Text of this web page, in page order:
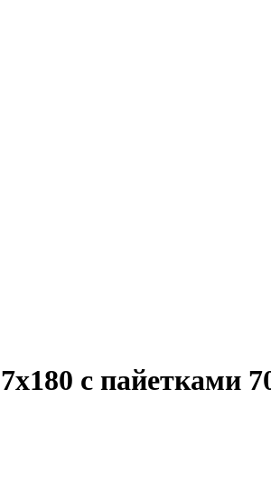
с пайетками